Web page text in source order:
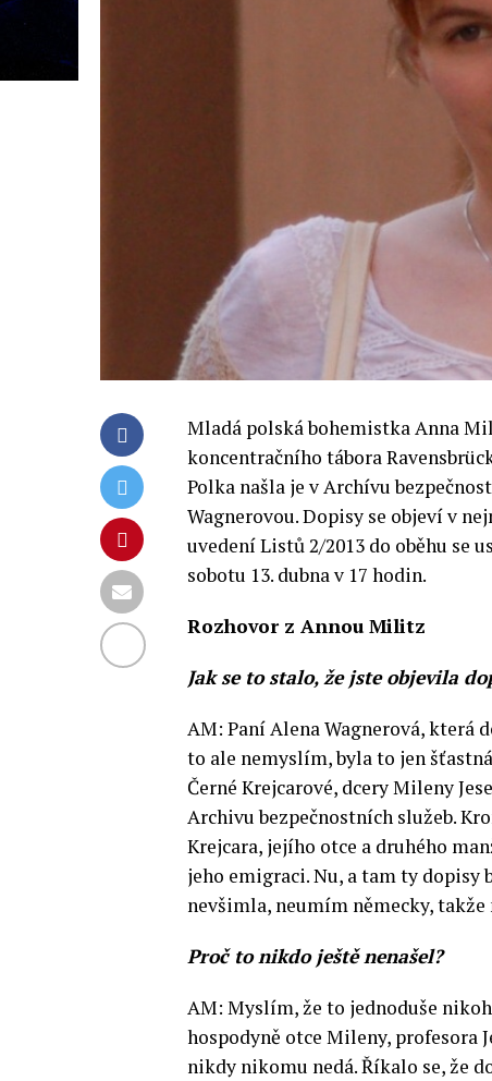
Mladá polská bohemistka Anna
koncentračního tábora
Polka našla je v Archívu
Wagnerovou. Dopisy se objeví v
uvedení Listů 2/2013 do oběhu se
sobotu 13. dubna v 17 hodin.
Rozhovor z Annou Militz
Jak se to stalo, že jste objevila
AM: Paní Alena Wagnerová, která
to ale nemyslím, byla to jen
Černé Krejcarové, dcery Mileny
Archivu bezpečnostních služeb.
Krejcara, jejího otce a druhého
jeho emigraci. Nu, a tam ty dopisy
nevšimla, neumím německy,
Proč to nikdo ještě nenašel?
AM: Myslím, že to jednoduše
hospodyně otce Mileny, profesora
nikdy nikomu nedá. Říkalo se, že